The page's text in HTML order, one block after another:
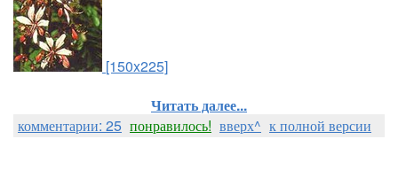
[150x225]
Читать далее...
комментарии: 25 понравилось! вверх^ к полной версии